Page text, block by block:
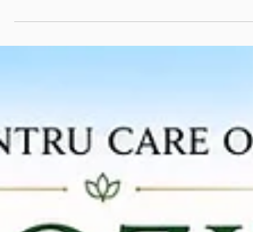
sănătos natural